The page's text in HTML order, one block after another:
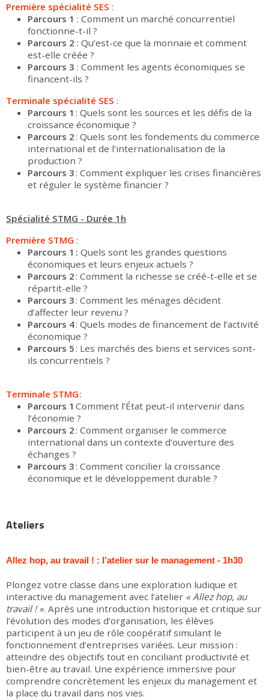
Première spécialité SES :
Parcours 1 : Comment un marché concurrentiel
fonctionne-t-il ?
Parcours 2 : Qu’est-ce que la monnaie et comment
est-elle créée ?
Parcours 3 : Comment les agents économiques se
financent-ils ?
Terminale spécialité SES :
Parcours 1 : Quels sont les sources et les défis de la
croissance économique ?
Parcours 2: Quels sont les fondements du commerce
international et de l’internationalisation de la
production ?
Parcours 3: Comment expliquer les crises financières
et réguler le système financier ?
Spécialité STMG - Durée 1h
Première STMG :
Parcours 1 : Quels sont les grandes questions
économiques et leurs enjeux actuels ?
Parcours 2: Comment la richesse se créé-t-elle et se
répartit-elle ?
Parcours 3: Comment les ménages décident
d’affecter leur revenu ?
Parcours 4: Quels modes de financement de l’activité
économique ?
Parcours 5: Les marchés des biens et services sont-
ils concurrentiels ?
Terminale STMG:
Parcours 1 Comment l’État peut-il intervenir dans
l’économie ?
Parcours 2: Comment organiser le commerce
international dans un contexte d’ouverture des
échanges ?
Parcours 3: Comment concilier la croissance
économique et le développement durable ?
Ateliers
Allez hop, au travail ! : l’atelier sur le management - 1h30
Plongez votre classe dans une exploration ludique et
interactive du management avec l’atelier « Allez hop, au
travail ! ». Après une introduction historique et critique sur
l’évolution des modes d’organisation, les élèves
participent à un jeu de rôle coopératif simulant le
fonctionnement d’entreprises variées. Leur mission :
atteindre des objectifs tout en conciliant productivité et
bien-être au travail. Une expérience immersive pour
comprendre concrètement les enjeux du management et
la place du travail dans nos vies.